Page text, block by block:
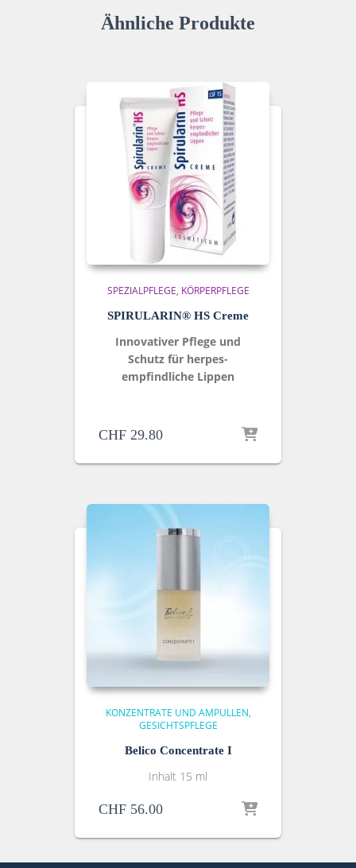
Ähnliche Produkte
SPEZIALPFLEGE KÖRPERPFLEGE
SPIRULARIN® HS Creme
Innovativer Pflege und
Schutz für herpes-
empfindliche Lippen
CHF 29.80
KONZENTRATE UND AMPULLEN
GESICHTSPFLEGE
Belico Concentrate I
Inhalt 15 ml
CHF 56.00